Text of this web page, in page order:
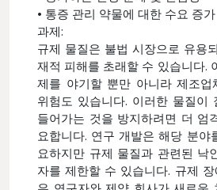
• 통증 관리 약물에 대한 수요 증가
과제:
규제 물질은 불법 시장으로 유용
재적 피해를 초래할 수 있습니다.
제를 야기할 뿐만 아니라 제조업
위험도 있습니다. 이러한 물질이
들어가는 것을 방지하려면 더 엄
요합니다. 연구 개발은 해당 분야
요하지만 규제 물질과 관련된 낙
자를 제한할 수 있습니다. 규제